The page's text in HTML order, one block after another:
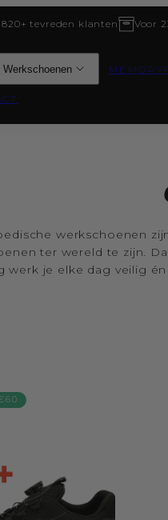
tevreden klanten Voor
Werkschoenen
werkschoenen
ter wereld te zijn.
werk je elke dag veilig